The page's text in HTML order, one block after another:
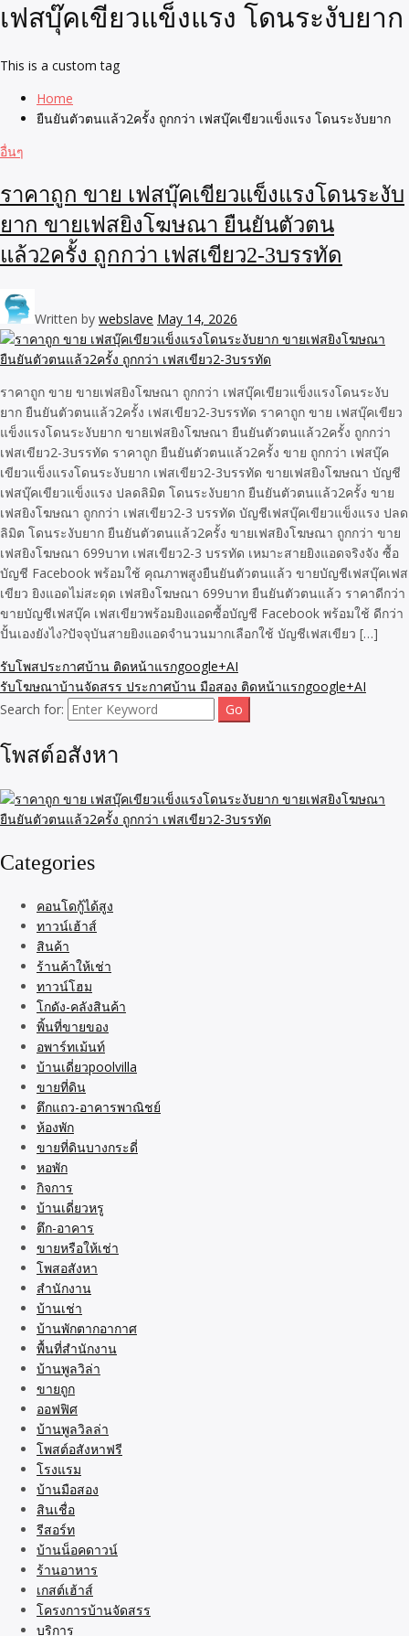
เฟสบุ๊คเขียวแข็งแรง โดนระงับยาก
This is a custom tag
Home
ยืนยันตัวตนแล้ว2ครั้ง ถูกกว่า เฟสบุ๊คเขียวแข็งแรง โดนระงับยาก
อื่นๆ
ราคาถูก ขาย เฟสบุ๊คเขียวแข็งแรงโดนระงับ
ยาก ขายเฟสยิงโฆษณา ยืนยันตัวตน
แล้ว2ครั้ง ถูกกว่า เฟสเขียว2-3บรรทัด
Written by webslave May 14, 2026
ราคาถูก ขาย ขายเฟสยิงโฆษณา ถูกกว่า เฟสบุ๊คเขียวแข็งแรงโดนระงับ
ยาก ยืนยันตัวตนแล้ว2ครั้ง เฟสเขียว2-3บรรทัด ราคาถูก ขาย เฟสบุ๊คเขียว
แข็งแรงโดนระงับยาก ขายเฟสยิงโฆษณา ยืนยันตัวตนแล้ว2ครั้ง ถูกกว่า
เฟสเขียว2-3บรรทัด ราคาถูก ยืนยันตัวตนแล้ว2ครั้ง ขาย ถูกกว่า เฟสบุ๊ค
เขียวแข็งแรงโดนระงับยาก เฟสเขียว2-3บรรทัด ขายเฟสยิงโฆษณา บัญชี
เฟสบุ๊คเขียวแข็งแรง ปลดลิมิต โดนระงับยาก ยืนยันตัวตนแล้ว2ครั้ง ขาย
เฟสยิงโฆษณา ถูกกว่า เฟสเขียว2-3 บรรทัด บัญชีเฟสบุ๊คเขียวแข็งแรง ปลด
ลิมิต โดนระงับยาก ยืนยันตัวตนแล้ว2ครั้ง ขายเฟสยิงโฆษณา ถูกกว่า ขาย
เฟสยิงโฆษณา 699บาท เฟสเขียว2-3 บรรทัด เหมาะสายยิงแอดจริงจัง ซื้อ
บัญชี Facebook พร้อมใช้ คุณภาพสูงยืนยันตัวตนแล้ว ขายบัญชีเฟสบุ๊คเฟส
เขียว ยิงแอดไม่สะดุด เฟสยิงโฆษณา 699บาท ยืนยันตัวตนแล้ว ราคาดีกว่า
ขายบัญชีเฟสบุ๊ค เฟสเขียวพร้อมยิงแอดซื้อบัญชี Facebook พร้อมใช้ ดีกว่า
ปั้นเองยังไง?ปัจจุบันสายยิงแอดจำนวนมากเลือกใช้ บัญชีเฟสเขียว […]
รับโพสประกาศบ้าน ติดหน้าแรกgoogle+AI
รับโฆษณาบ้านจัดสรร ประกาศบ้าน มือสอง ติดหน้าแรกgoogle+AI
Search for:
โพสต์อสังหา
Categories
คอนโดกู้ได้สูง
ทาวน์เฮ้าส์
สินค้า
ร้านค้าให้เช่า
ทาวน์โฮม
โกดัง-คลังสินค้า
พิ้นที่ขายของ
อพาร์ทเม้นท์
บ้านเดี่ยวpoolvilla
ขายที่ดิน
ตึกแถว-อาคารพาณิชย์
ห้องพัก
ขายที่ดินบางกระดี่
หอพัก
กิจการ
บ้านเดี่ยวหรู
ตึก-อาคาร
ขายหรือให้เช่า
โพสอสังหา
สำนักงาน
บ้านเช่า
บ้านพักตากอากาศ
พื้นที่สำนักงาน
บ้านพูลวิล่า
ขายถูก
ออฟฟิศ
บ้านพูลวิลล่า
โพสต์อสังหาฟรี
โรงแรม
บ้านมือสอง
สินเชื่อ
รีสอร์ท
บ้านน็อคดาวน์
ร้านอาหาร
เกสต์เฮ้าส์
โครงการบ้านจัดสรร
บริการ